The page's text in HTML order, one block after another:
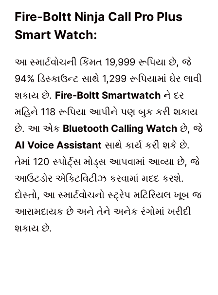
Fire-Boltt Ninja Call Pro Plus
Smart Watch:
આ સ્માર્ટવોચની કિંમત 19,999 રૂપિયા છે, જે
94% ડિસ્કાઉન્ટ સાથે 1,299 રૂપિયામાં ઘેર લાવી
શકાય છે. Fire-Boltt Smartwatch ને દર
મહિને 118 રૂપિયા આપીને પણ બુક કરી શકાય
છે. આ એક Bluetooth Calling Watch છે, જે
AI Voice Assistant સાથે કાર્ય કરી શકે છે.
તેમાં 120 સ્પોર્ટ્સ મોડ્સ આપવામાં આવ્યા છે, જે
આઉટડોર એક્ટિવિટીઝ કરવામાં મદદ કરશે.
દોસ્તો, આ સ્માર્ટવોચનો સ્ટ્રેપ મટિરિયલ ખૂબ જ
આરામદાયક છે અને તેને અનેક રંગોમાં ખરીદી
શકાય છે.